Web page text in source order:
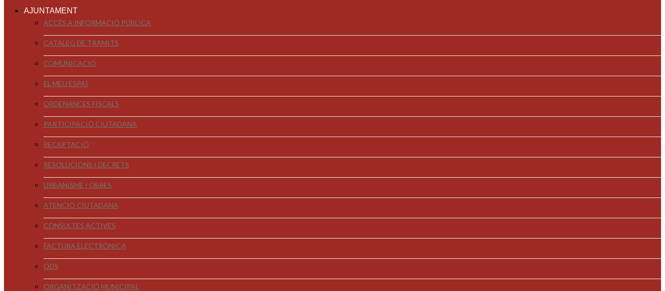
AJUNTAMENT
ACCÉS A INFORMACIÓ PÚBLICA
CATÀLEG DE TRÀMITS
COMUNICACIÓ
EL MEU ESPAI
ORDENANCES FISCALS
PARTICIPACIÓ CIUTADANA
RECAPTACIÓ
RESOLUCIONS I DECRETS
URBANISME I OBRES
ATENCIÓ CIUTADANA
CONSULTES ACTIVES
FACTURA ELECTRÒNICA
ODS
ORGANITZACIÓ MUNICIPAL